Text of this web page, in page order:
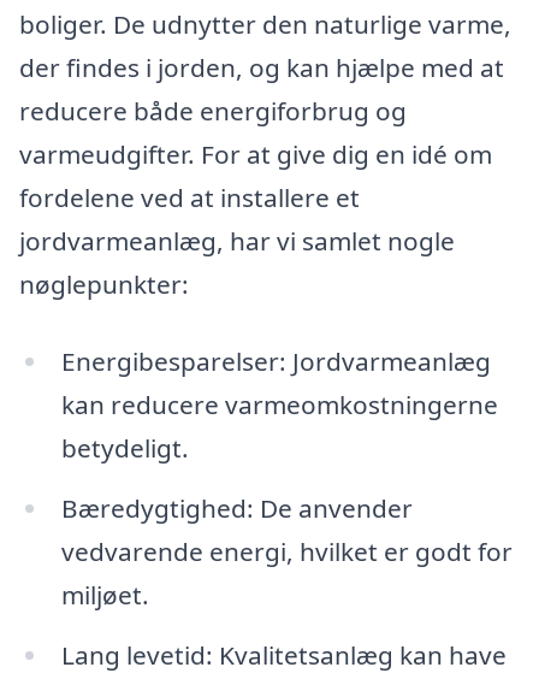
boliger. De udnytter den naturlige varme,
der findes i jorden, og kan hjælpe med at
reducere både energiforbrug og
varmeudgifter. For at give dig en idé om
fordelene ved at installere et
jordvarmeanlæg, har vi samlet nogle
nøglepunkter:
Energibesparelser: Jordvarmeanlæg
kan reducere varmeomkostningerne
betydeligt.
Bæredygtighed: De anvender
vedvarende energi, hvilket er godt for
miljøet.
Lang levetid: Kvalitetsanlæg kan have